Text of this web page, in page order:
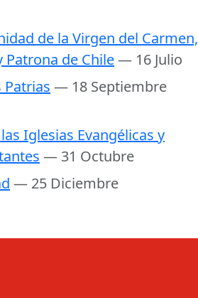
de la Virgen del Carmen,
Patrona de Chile— 16 Julio
Patrias — 18 Septiembre
Iglesias Evangélicas y
— 31 Octubre
— 25 Diciembre